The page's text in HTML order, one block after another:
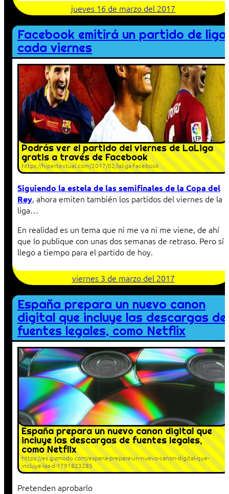
jueves 16 de marzo del 2017
Facebook emitirá un partido de liga
cada viernes
Podrás ver el partido del viernes de LaLiga
gratis a través de Facebook
https://hipertextual.com/2017/02/laliga-facebook
Siguiendo la estela de las semifinales de la Copa del
Rey, ahora emiten también los partidos del viernes de la
liga…
En realidad es un tema que ni me va ni me viene, de ahí
que lo publique con unas dos semanas de retraso. Pero sí
llego a tiempo para el partido de hoy.
viernes 3 de marzo del 2017
España prepara un nuevo canon
digital que incluye las descargas de
fuentes legales, como Netflix
España prepara un nuevo canon digital que
incluye las descargas de fuentes legales,
como Netflix
https://es.gizmodo.com/espana-prepara-un-nuevo-canon-digital-que-
incluye-las-d-1791823285
Pretenden aprobarlo